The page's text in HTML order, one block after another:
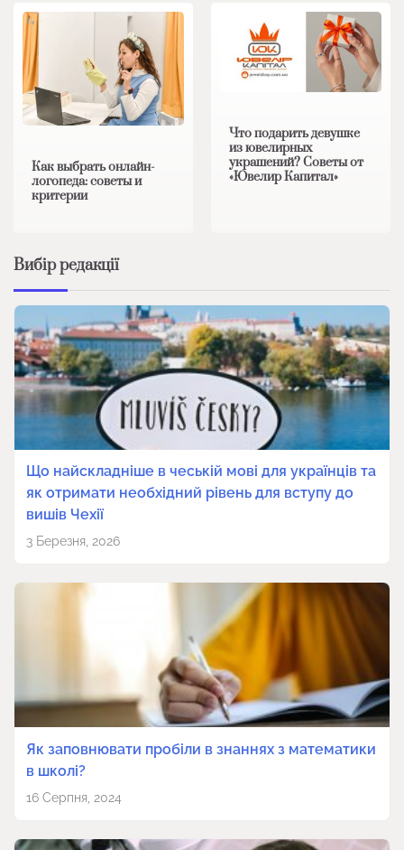
Как выбрать онлайн-
логопеда: советы и
критерии
Что подарить девушке
из ювелирных
украшений? Советы от
«Ювелир Капитал»
Вибір редакції
Що найскладніше в чеській мові для українців та
як отримати необхідний рівень для вступу до
вишів Чехії
3 Березня, 2026
Як заповнювати пробіли в знаннях з математики
в школі?
16 Серпня, 2024